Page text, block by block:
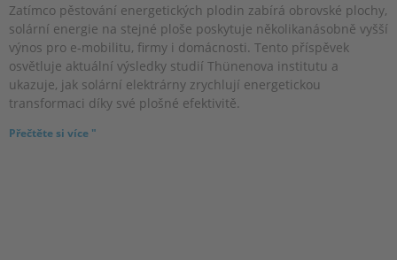
Zatímco pěstování energetických plodin zabírá obrovské plochy,
solární energie na stejné ploše poskytuje několikanásobně vyšší
výnos pro e-mobilitu, firmy i domácnosti. Tento příspěvek
osvětluje aktuální výsledky studií Thünenova institutu a
ukazuje, jak solární elektrárny zrychlují energetickou
transformaci díky své plošné efektivitě.
Přečtěte si více "